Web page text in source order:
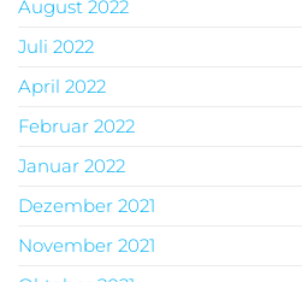
August 2022
Juli 2022
April 2022
Februar 2022
Januar 2022
Dezember 2021
November 2021